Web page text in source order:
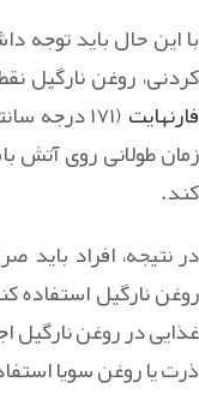
با این حال باید توجه
کردنی، روغن نارگیل نقطه
فارنهایت
(۱۷۱
زمان طولانی روی آتش
کند.
در نتیجه، افراد باید
روغن نارگیل استفاده
غذایی در روغن نارگیل
ذرت یا روغن سویا